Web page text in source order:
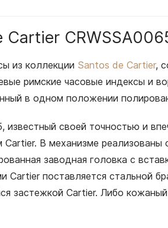
Cartier
из коллекции Santos de Cartier,
римские часовые индексы и
в одном положении
известный своей точностью и
В механизме
заводная головка с
поставляется стальной
застежкой Cartier. Либо